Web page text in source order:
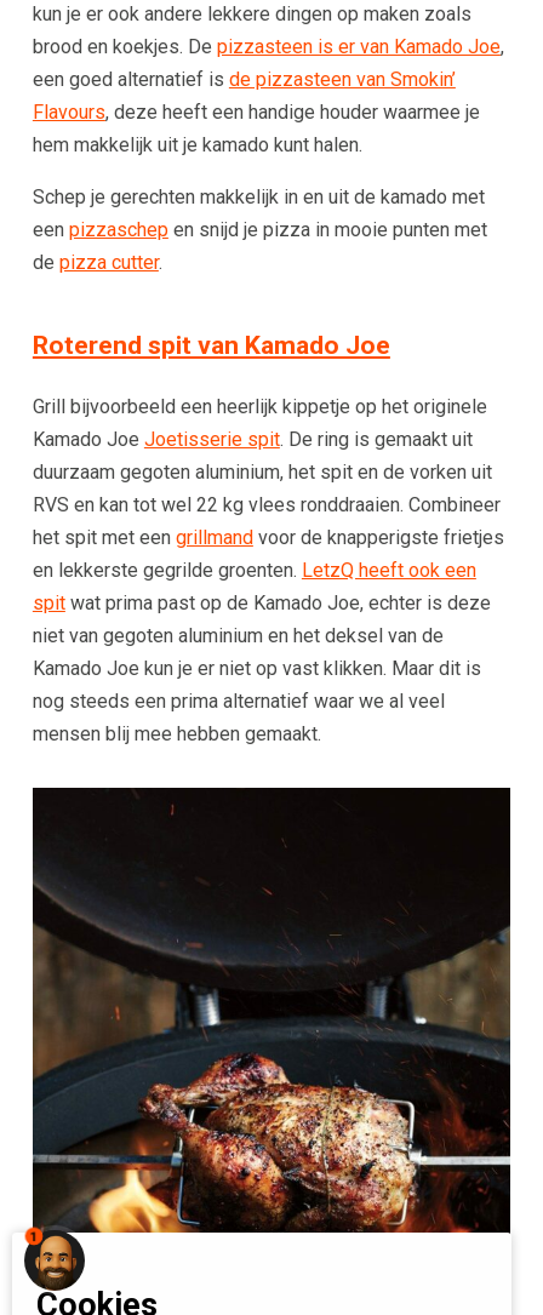
kun je er ook andere lekkere dingen op maken zoals
brood en koekjes. De pizzasteen is er van Kamado Joe,
een goed alternatief is de pizzasteen van Smokin’
Flavours, deze heeft een handige houder waarmee je
hem makkelijk uit je kamado kunt halen.
Schep je gerechten makkelijk in en uit de kamado met
een pizzaschepen snijd je pizza in mooie punten met
de pizza cutter.
Roterend spit van Kamado Joe
Grill bijvoorbeeld een heerlijk kippetje op het originele
Kamado Joe Joetisserie spit. De ring is gemaakt uit
duurzaam gegoten aluminium, het spit en de vorken uit
RVS en kan tot wel 22 kg vlees ronddraaien. Combineer
het spit met een grillmandvoor de knapperigste frietjes
en lekkerste gegrilde groenten. LetzQ heeft ook een
spitwat prima past op de Kamado Joe, echter is deze
niet van gegoten aluminium en het deksel van de
Kamado Joe kun je er niet op vast klikken. Maar dit is
nog steeds een prima alternatief waar we al veel
mensen blij mee hebben gemaakt.
1
Cookies